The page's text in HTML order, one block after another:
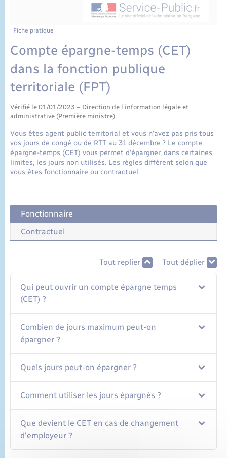
Fiche pratique
Compte épargne-temps (CET)
dans la fonction publique
territoriale (FPT)
Vérifié le 01/01/2023 – Direction de l'information légale et
administrative (Première ministre)
Vous êtes agent public territorial et vous n'avez pas pris tous
vos jours de congé ou de RTT au 31 décembre ? Le compte
épargne-temps (CET) vous permet d'épargner, dans certaines
limites, les jours non utilisés. Les règles diffèrent selon que
vous êtes fonctionnaire ou contractuel.
Fonctionnaire
Contractuel
Tout replier Tout déplier
Qui peut ouvrir un compte épargne temps
(CET) ?
Combien de jours maximum peut-on
épargner ?
Quels jours peut-on épargner ?
Comment utiliser les jours épargnés ?
Que devient le CET en cas de changement
d'employeur ?